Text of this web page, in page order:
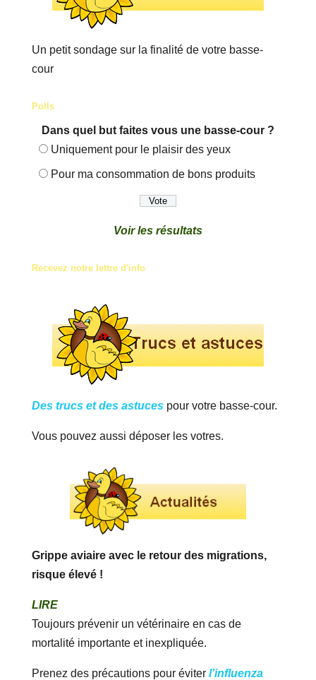
Un petit sondage sur la finalité de votre basse-
cour
Polls
Dans quel but faites vous une basse-cour ?
Uniquement pour le plaisir des yeux
Pour ma consommation de bons produits
Voir les résultats
Recevez notre lettre d'info
Des trucs et des astucespour votre basse-cour.
Vous pouvez aussi déposer les votres.
Grippe aviaire avec le retour des migrations,
risque élevé !
LIRE
Toujours prévenir un vétérinaire en cas de
mortalité importante et inexpliquée.
Prenez des précautions pour éviter l’influenza